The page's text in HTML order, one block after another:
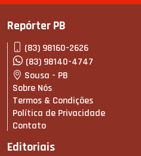
Repórter PB
(83) 98160-2626
(83) 98140-4747
Sousa - PB
Sobre Nós
Termos & Condições
Política de Privacidade
Contato
Editoriais